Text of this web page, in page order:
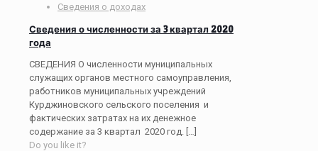
Сведения о доходах
Сведения о численности за 3 квартал 2020
года
СВЕДЕНИЯ О численности муниципальных
служащих органов местного самоуправления,
работников муниципальных учреждений
Курджиновского сельского поселения и
фактических затратах на их денежное
содержание за 3 квартал 2020 год.
Do you like it?